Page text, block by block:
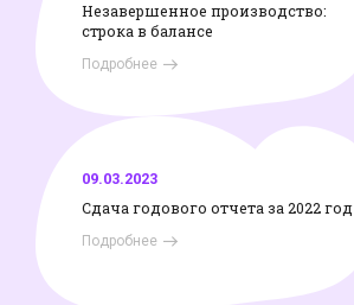
Незавершенное производство:
строка в балансе
Подробнее
09.03.2023
Сдача годового отчета за 2022 год
Подробнее